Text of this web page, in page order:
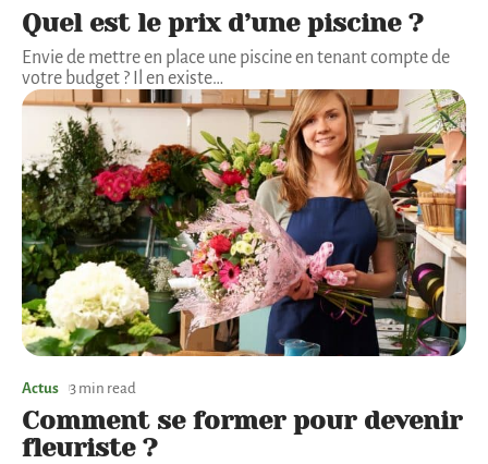
Quel est le prix d’une piscine ?
Envie de mettre en place une piscine en tenant compte de
votre budget ? Il en existe…
Actus 3 min read
Comment se former pour devenir
fleuriste ?